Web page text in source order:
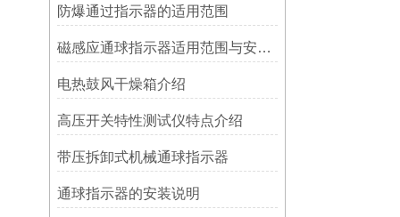
防爆通过指示器的适用范围
磁感应通球指示器适用范围与安装方法
电热鼓风干燥箱介绍
高压开关特性测试仪特点介绍
带压拆卸式机械通球指示器
​通球指示器的安装说明